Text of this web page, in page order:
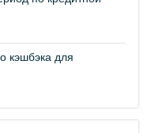
кэшбэка для